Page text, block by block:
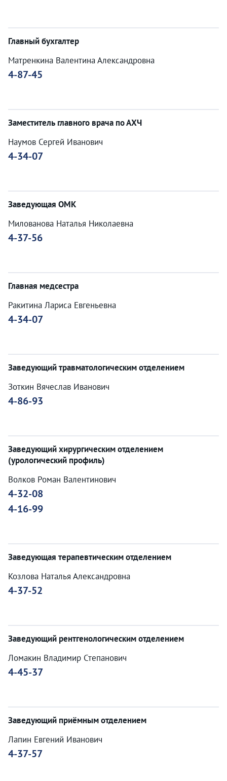
Главный бухгалтер
Матренкина Валентина Александровна
4-87-45
Заместитель главного врача по АХЧ
Наумов Сергей Иванович
4-34-07
Заведующая ОМК
Милованова Наталья Николаевна
4-37-56
Главная медсестра
Ракитина Лариса Евгеньевна
4-34-07
Заведующий травматологическим отделением
Зоткин Вячеслав Иванович
4-86-93
Заведующий хирургическим отделением
(урологический профиль)
Волков Роман Валентинович
4-32-08
4-16-99
Заведующая терапевтическим отделением
Козлова Наталья Александровна
4-37-52
Заведующий рентгенологическим отделением
Ломакин Владимир Степанович
4-45-37
Заведующий приёмным отделением
Лапин Евгений Иванович
4-37-57